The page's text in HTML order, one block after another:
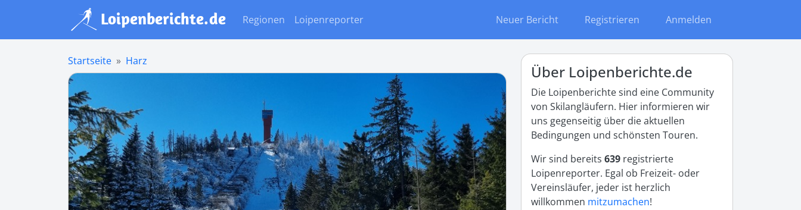
Regionen Loipenreporter Neuer Bericht Registrieren Anmelden
Startseite Harz
Über Loipenberichte.de
Die Loipenberichte sind eine Community
von Skilangläufern. Hier informieren wir
uns gegenseitig über die aktuellen
Bedingungen und schönsten Touren.
Wir sind bereits 639 registrierte
Loipenreporter. Egal ob Freizeit- oder
Vereinsläufer, jeder ist herzlich
willkommen mitzumachen!